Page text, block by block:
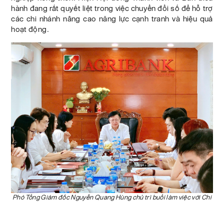
hành đang rất quyết liệt trong việc chuyển đổi số để hỗ trợ
các chi nhánh nâng cao năng lực cạnh tranh và hiệu quả
hoạt động.
Phó Tổng Giám đốc Nguyễn Quang Hùng chủ trì buổi làm việc với Chi